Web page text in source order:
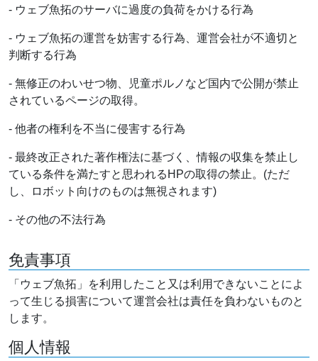
- ウェブ魚拓のサーバに過度の負荷をかける行為
- ウェブ魚拓の運営を妨害する行為、運営会社が不適切と
判断する行為
- 無修正のわいせつ物、児童ポルノなど国内で公開が禁止
されているページの取得。
- 他者の権利を不当に侵害する行為
- 最終改正された著作権法に基づく、情報の収集を禁止し
ている条件を満たすと思われるHPの取得の禁止。(ただ
し、ロボット向けのものは無視されます)
- その他の不法行為
免責事項
「ウェブ魚拓」を利用したこと又は利用できないことによ
って生じる損害について運営会社は責任を負わないものと
します。
個人情報